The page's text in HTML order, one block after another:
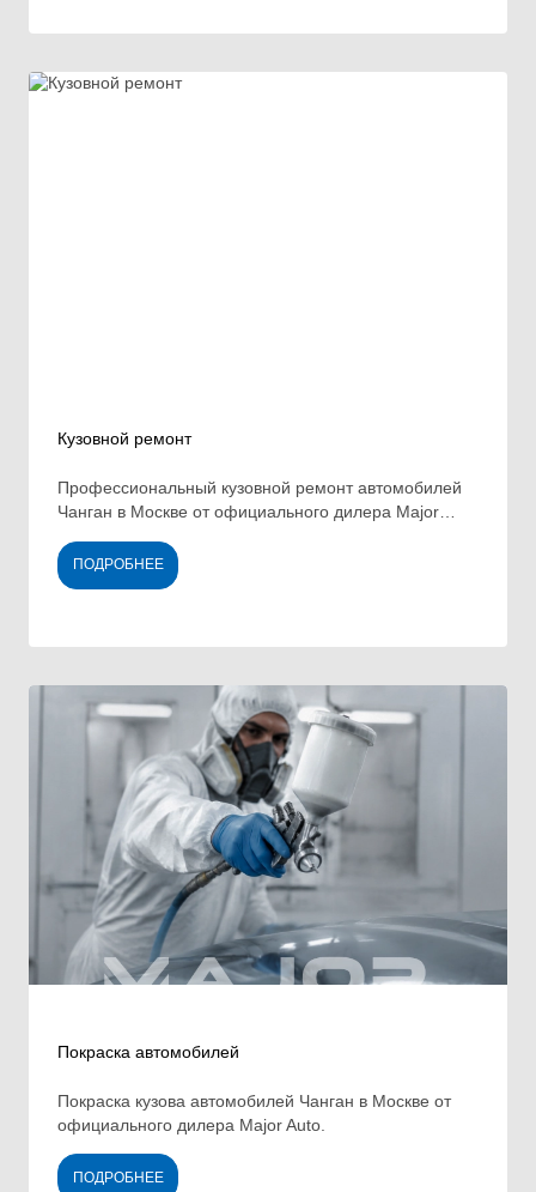
Кузовной ремонт
Профессиональный кузовной ремонт автомобилей
Чанган в Москве от официального дилера Major
ПОДРОБНЕЕ
Покраска автомобилей
Покраска кузова автомобилей Чанган в Москве от
официального дилера Major Auto.
ПОДРОБНЕЕ